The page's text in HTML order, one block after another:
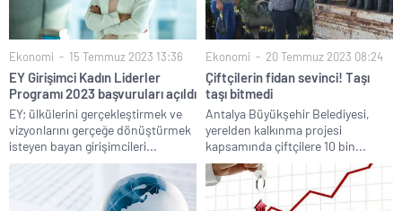
Ekonomi 15 Temmuz 2023 13:36
EY Girişimci Kadın Liderler
Programı 2023 başvuruları açıldı
EY; ülkülerini gerçekleştirmek ve
vizyonlarını gerçeğe dönüştürmek
isteyen bayan girişimcileri...
Ekonomi 20 Temmuz 2023 08:24
Çiftçilerin fidan sevinci! Taşı
taşı bitmedi
Antalya Büyükşehir Belediyesi,
yerelden kalkınma projesi
kapsamında çiftçilere 10 bin...